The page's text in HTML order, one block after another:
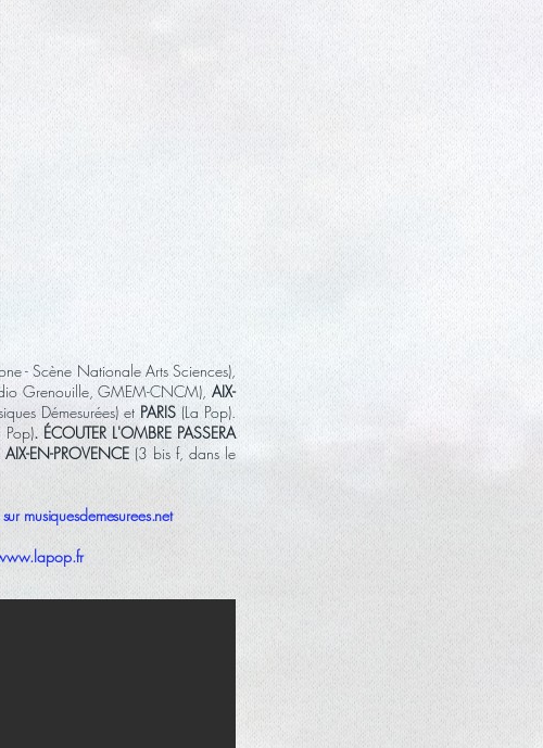
- Scène Nationale Arts Sciences),
Grenouille, GMEM-CNCM),AIX-
Démesurées) et PARIS (La Pop).
Pop). ÉCOUTER L'OMBRE PASSERA
AIX-EN-PROVENCE(3 bis f, dans le
musiquesdemesurees.net